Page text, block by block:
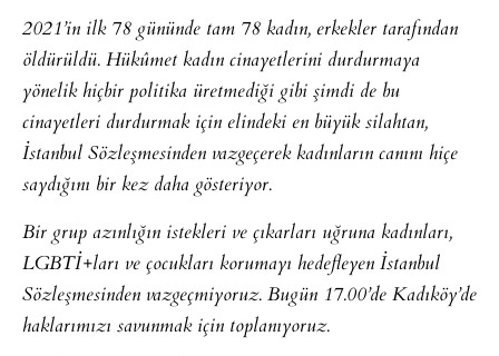
2021’in ilk 78 gününde tam 78 kadın, erkekler tarafından
öldürüldü. Hükûmet kadın cinayetlerini durdurmaya
yönelik hiçbir politika üretmediği gibi şimdi de bu
cinayetleri durdurmak için elindeki en büyük silahtan,
İstanbul Sözleşmesinden vazgeçerek kadınların canını hiçe
saydığını bir kez daha gösteriyor.
Bir grup azınlığın istekleri ve çıkarları uğruna kadınları,
LGBTİ+ları ve çocukları korumayı hedefleyen İstanbul
Sözleşmesinden vazgeçmiyoruz. Bugün 17.00’de Kadıköy’de
haklarımızı savunmak için toplanıyoruz.